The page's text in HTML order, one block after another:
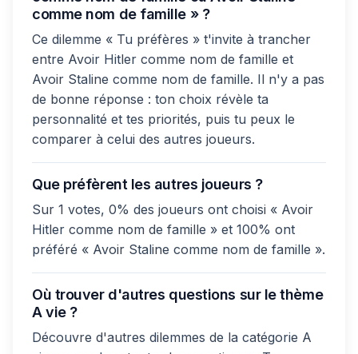
comme nom de famille » ?
Ce dilemme « Tu préfères » t'invite à trancher
entre Avoir Hitler comme nom de famille et
Avoir Staline comme nom de famille. Il n'y a pas
de bonne réponse : ton choix révèle ta
personnalité et tes priorités, puis tu peux le
comparer à celui des autres joueurs.
Que préfèrent les autres joueurs ?
Sur 1 votes, 0% des joueurs ont choisi « Avoir
Hitler comme nom de famille » et 100% ont
préféré « Avoir Staline comme nom de famille ».
Où trouver d'autres questions sur le thème
A vie ?
Découvre d'autres dilemmes de la catégorie A